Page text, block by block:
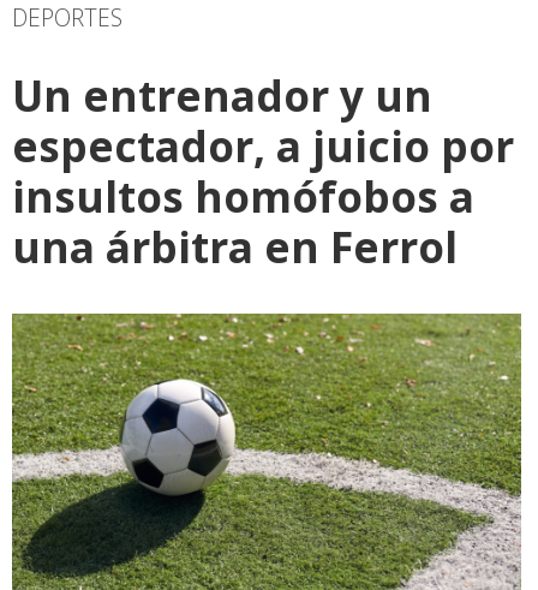
DEPORTES
Un entrenador y un
espectador, a juicio por
insultos homófobos a
una árbitra en Ferrol